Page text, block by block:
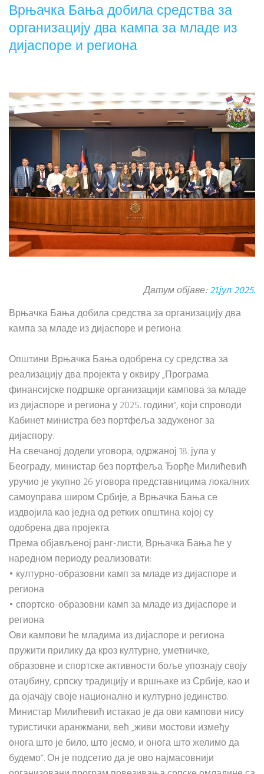
Врњачка Бања добила средства за
организацију два кампа за младе из
дијаспоре и региона
Датум објаве:21.јул 2025.
Врњачка Бања добила средства за организацију два
кампа за младе из дијаспоре и региона
Општини Врњачка Бања одобрена су средства за
реализацију два пројекта у оквиру „Програма
финансијске подршке организацији кампова за младе
из дијаспоре и региона у 2025. години“, који спроводи
Кабинет министра без портфеља задуженог за
дијаспору.
На свечаној додели уговора, одржаној 18. јула у
Београду, министар без портфеља Ђорђе Милићевић
уручио је укупно 26 уговора представницима локалних
самоуправа широм Србије, а Врњачка Бања се
издвојила као једна од ретких општина којој су
одобрена два пројекта.
Према објављеној ранг-листи, Врњачка Бања ће у
наредном периоду реализовати:
• културно-образовни камп за младе из дијаспоре и
региона
• спортско-образовни камп за младе из дијаспоре и
региона
Ови кампови ће младима из дијаспоре и региона
пружити прилику да кроз културне, уметничке,
образовне и спортске активности боље упознају своју
отаџбину, српску традицију и вршњаке из Србије, као и
да ојачају своје национално и културно јединство.
Министар Милићевић истакао је да ови кампови нису
туристички аранжмани, већ „живи мостови између
онога што је било, што јесмо, и онога што желимо да
будемо“. Он је подсетио да је ово најмасовнији